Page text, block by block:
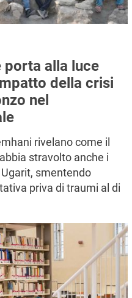
porta alla luce
della crisi
nel
rivelano come il
stravolto anche i
smentendo
priva di traumi al di